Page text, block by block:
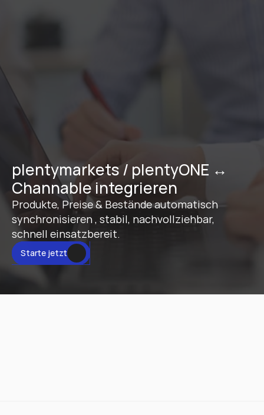
plentymarkets / plentyONE ↔
Channable integrieren
Produkte, Preise & Bestände automatisch
synchronisieren , stabil, nachvollziehbar,
schnell einsatzbereit.
Starte jetzt